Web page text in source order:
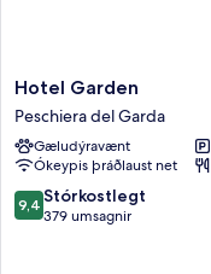
Hotel
Garden
Peschiera
del
Garda
Hotel Garden
Peschiera del Garda
Gæludýravænt
Ókeypis þráðlaust net
9.4
af
9,4 Stórkostlegt
379 umsagnir